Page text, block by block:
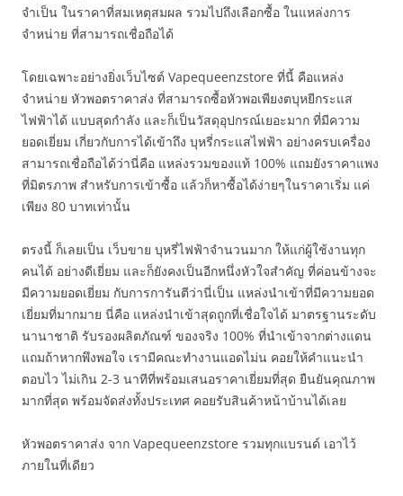
จำเป็น ในราคาที่สมเหตุสมผล รวมไปถึงเลือกซื้อ ในแหล่งการ
จำหน่าย ที่สามารถเชื่อถือได้
โดยเฉพาะอย่างยิ่งเว็บไซต์ Vapequeenzstore ที่นี้ คือแหล่ง
จำหน่าย หัวพอตราคาส่ง ที่สามารถซื้อหัวพอเพียงตบุหยีกระแส
ไฟฟ้าได้ แบบสุดกำลัง และก็เป็นวัสดุอุปกรณ์เยอะมาก ที่มีความ
ยอดเยี่ยม เกี่ยวกับการได้เข้าถึง บุหรี่กระแสไฟฟ้า อย่างครบเครื่อง
สามารถเชื่อถือได้ว่านี่คือ แหล่งรวมของแท้ 100% แถมยังราคาแพง
ที่มิตรภาพ สำหรับการเข้าซื้อ แล้วก็หาซื้อได้ง่ายๆในราคาเริ่ม แค่
เพียง 80 บาทเท่านั้น
ตรงนี้ ก็เลยเป็น เว็บขาย บุหรี่ไฟฟ้าจำนวนมาก ให้แก่ผู้ใช้งานทุก
คนได้ อย่างดีเยี่ยม และก็ยังคงเป็นอีกหนึ่งหัวใจสำคัญ ที่ค่อนข้างจะ
มีความยอดเยี่ยม กับการการันตีว่านี่เป็น แหล่งนำเข้าที่มีความยอด
เยี่ยมที่มากมาย นี่คือ แหล่งนำเข้าสุดถูกที่เชื่อใจได้ มาตรฐานระดับ
นานาชาติ รับรองผลิตภัณฑ์ ของจริง 100% ที่นำเข้าจากต่างแดน
แถมถ้าหากพึงพอใจ เรามีคณะทำงานแอดไม่น คอยให้คำแนะนำ
ตอบไว ไม่เกิน 2-3 นาทีที่พร้อมเสนอราคาเยี่ยมที่สุด ยืนยันคุณภาพ
มากที่สุด พร้อมจัดส่งทั้งประเทศ คอยรับสินค้าหน้าบ้านได้เลย
หัวพอตราคาส่ง จาก Vapequeenzstore รวมทุกแบรนด์ เอาไว้
ภายในที่เดียว